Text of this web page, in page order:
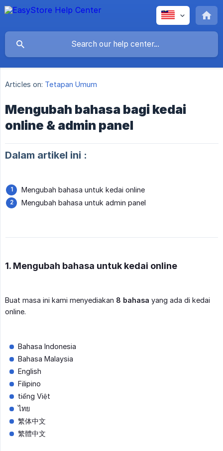
Articles on: Tetapan Umum
Mengubah bahasa bagi kedai
online & admin panel
Dalam artikel ini :
Mengubah bahasa untuk kedai online
Mengubah bahasa untuk admin panel
1. Mengubah bahasa untuk kedai online
Buat masa ini kami menyediakan 8 bahasa yang ada di kedai
online.
Bahasa Indonesia
Bahasa Malaysia
English
Filipino
tiếng Việt
ไทย
繁体中文
繁體中文